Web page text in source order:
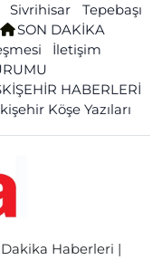
Sivrihisar
Tepebaşı
SON DAKİKA
İletişim
HABERLERİ
Köşe Yazıları
Haberleri |